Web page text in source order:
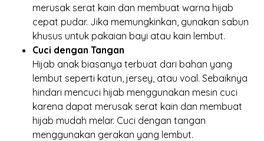
merusak serat kain dan membuat warna hijab
cepat pudar. Jika memungkinkan, gunakan sabun
khusus untuk pakaian bayi atau kain lembut.
Cuci dengan Tangan
Hijab anak biasanya terbuat dari bahan yang
lembut seperti katun, jersey, atau voal. Sebaiknya
hindari mencuci hijab menggunakan mesin cuci
karena dapat merusak serat kain dan membuat
hijab mudah melar. Cuci dengan tangan
menggunakan gerakan yang lembut.